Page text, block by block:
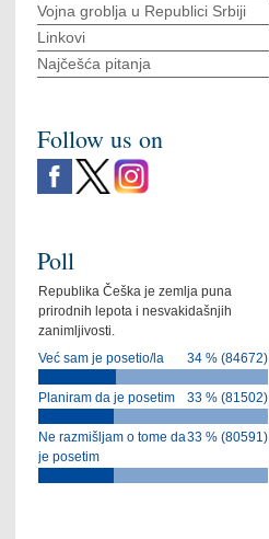
Vojna groblja u Republici Srbiji
Linkovi
Najčešća pitanja
Follow us on
Poll
Republika Češka je zemlja puna
prirodnih lepota i nesvakidašnjih
zanimljivosti.
34 % (84672)
Već sam je posetio/la
33 % (81502)
Planiram da je posetim
33 % (80591)
Ne razmišljam o tome da
je posetim